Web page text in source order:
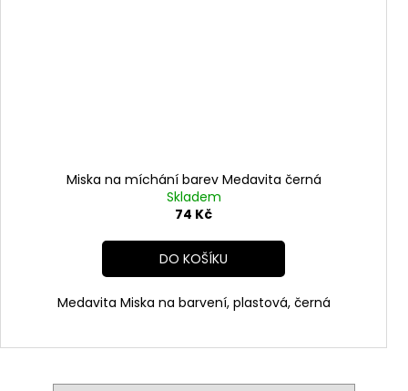
Miska na míchání barev Medavita černá
Skladem
74 Kč
DO KOŠÍKU
Medavita Miska na barvení, plastová, černá